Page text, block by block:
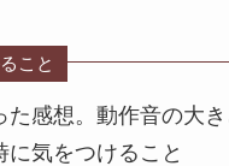
こと
た感想。動作音の大
に気をつけること